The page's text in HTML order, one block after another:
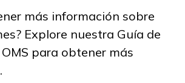
de
más información sobre
Explore nuestra Guía de
para obtener más